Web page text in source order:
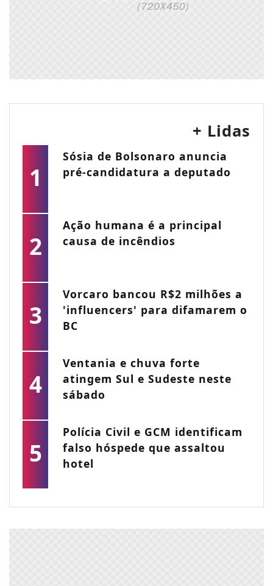
+ Lidas
1
Sósia de Bolsonaro anuncia
pré-candidatura a deputado
2
Ação humana é a principal
causa de incêndios
3
Vorcaro bancou R$2 milhões a
'influencers' para difamarem o
BC
4
Ventania e chuva forte
atingem Sul e Sudeste neste
sábado
5
Polícia Civil e GCM identificam
falso hóspede que assaltou
hotel